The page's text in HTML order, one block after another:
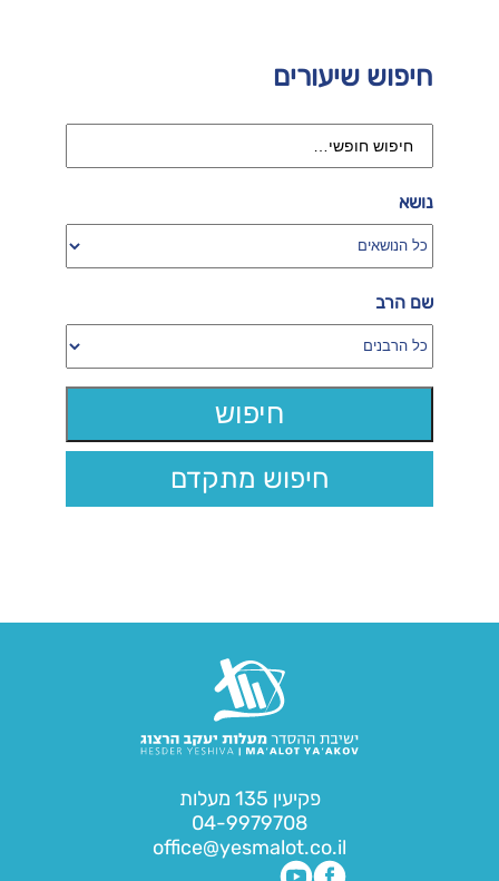
חיפוש שיעורים
נושא
שם הרב
חיפוש מתקדם
פקיעין 135 מעלות
04-9979708
office@yesmalot.co.il